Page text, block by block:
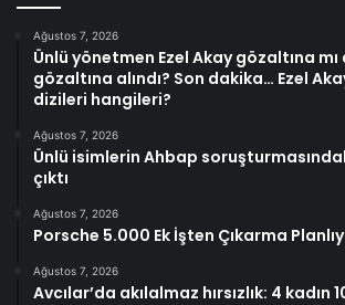
Ağustos 7, 2026
Ünlü yönetmen Ezel Akay gözaltına mı
gözaltına alındı? Son dakika… Ezel
dizileri hangileri?
Ağustos 7, 2026
Ünlü isimlerin Ahbap
çıktı
Ağustos 7, 2026
Porsche 5.000 Ek İşten Çıkarma
Ağustos 7, 2026
Avcılar’da akılalmaz hırsızlık: 4 kadın